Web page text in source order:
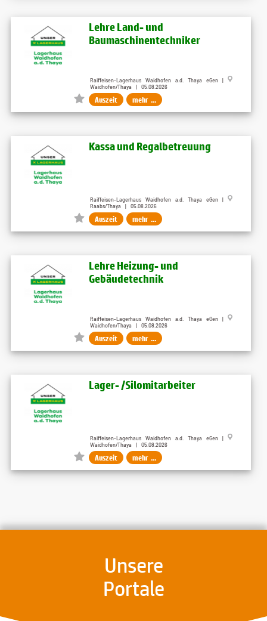
Lehre Land- und
Baumaschinentechniker
Raiffeisen-Lagerhaus Waidhofen a.d. Thaya eGen |
Waidhofen/Thaya | 05.08.2026
Auszeit mehr ...
Kassa und Regalbetreuung
Raiffeisen-Lagerhaus Waidhofen a.d. Thaya eGen |
Raabs/Thaya | 05.08.2026
Auszeit mehr ...
Lehre Heizung- und
Gebäudetechnik
Raiffeisen-Lagerhaus Waidhofen a.d. Thaya eGen |
Waidhofen/Thaya | 05.08.2026
Auszeit mehr ...
Lager- /Silomitarbeiter
Raiffeisen-Lagerhaus Waidhofen a.d. Thaya eGen |
Waidhofen/Thaya | 05.08.2026
Auszeit mehr ...
Unsere
Portale